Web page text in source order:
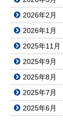
2026年2月
2026年1月
2025年11月
2025年9月
2025年8月
2025年7月
2025年6月